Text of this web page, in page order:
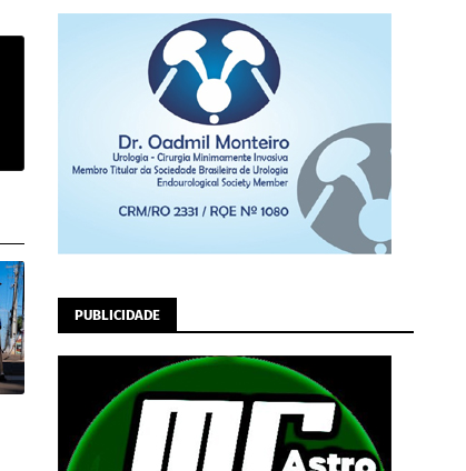
PUBLICIDADE